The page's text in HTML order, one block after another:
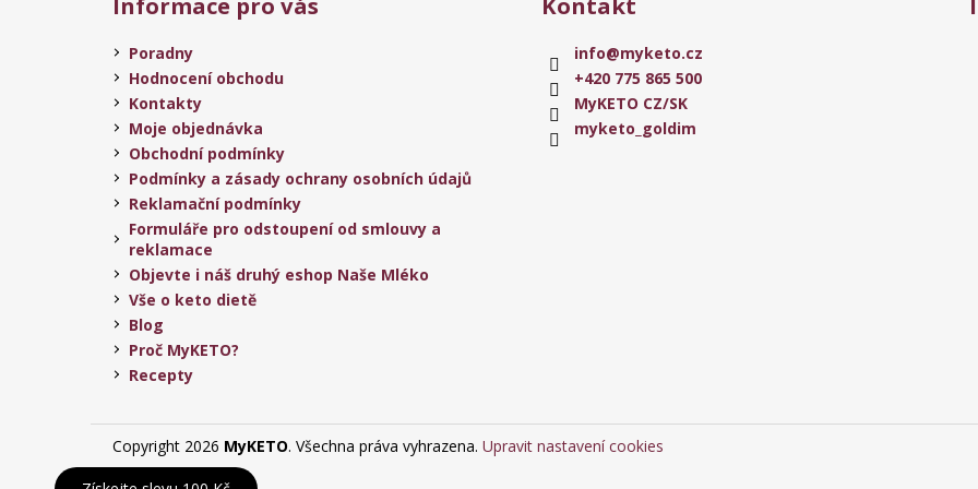
Poradny
Hodnocení obchodu
Kontakty
Moje objednávka
Obchodní podmínky
Podmínky a zásady ochrany osobních údajů
Reklamační podmínky
Formuláře pro odstoupení od smlouvy a
reklamace
Objevte i náš druhý eshop Naše Mléko
Vše o keto dietě
Blog
Proč MyKETO?
Recepty
info@myketo.cz
+420 775 865 500
MyKETO CZ/SK
myketo_goldim
Copyright 2026 MyKETO. Všechna práva vyhrazena. Upravit nastavení cookies